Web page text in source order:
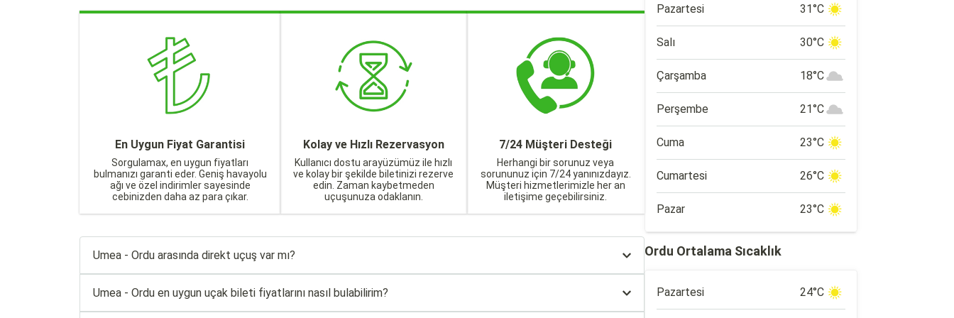
En Uygun Fiyat Garantisi
Sorgulamax, en uygun fiyatları
bulmanızı garanti eder. Geniş havayolu
ağı ve özel indirimler sayesinde
cebinizden daha az para çıkar.
Kolay ve Hızlı Rezervasyon
Kullanıcı dostu arayüzümüz ile hızlı
ve kolay bir şekilde biletinizi rezerve
edin. Zaman kaybetmeden
uçuşunuza odaklanın.
7/24 Müşteri Desteği
Herhangi bir sorunuz veya
sorununuz için 7/24 yanınızdayız.
Müşteri hizmetlerimizle her an
iletişime geçebilirsiniz.
Umea - Ordu arasında direkt uçuş var mı?
Umea - Ordu en uygun uçak bileti fiyatlarını nasıl bulabilirim?
Pazartesi 31°C
Salı 30°C
Çarşamba 18°C
Perşembe 21°C
Cuma 23°C
Cumartesi 26°C
Pazar 23°C
Ordu Ortalama Sıcaklık
Pazartesi 24°C